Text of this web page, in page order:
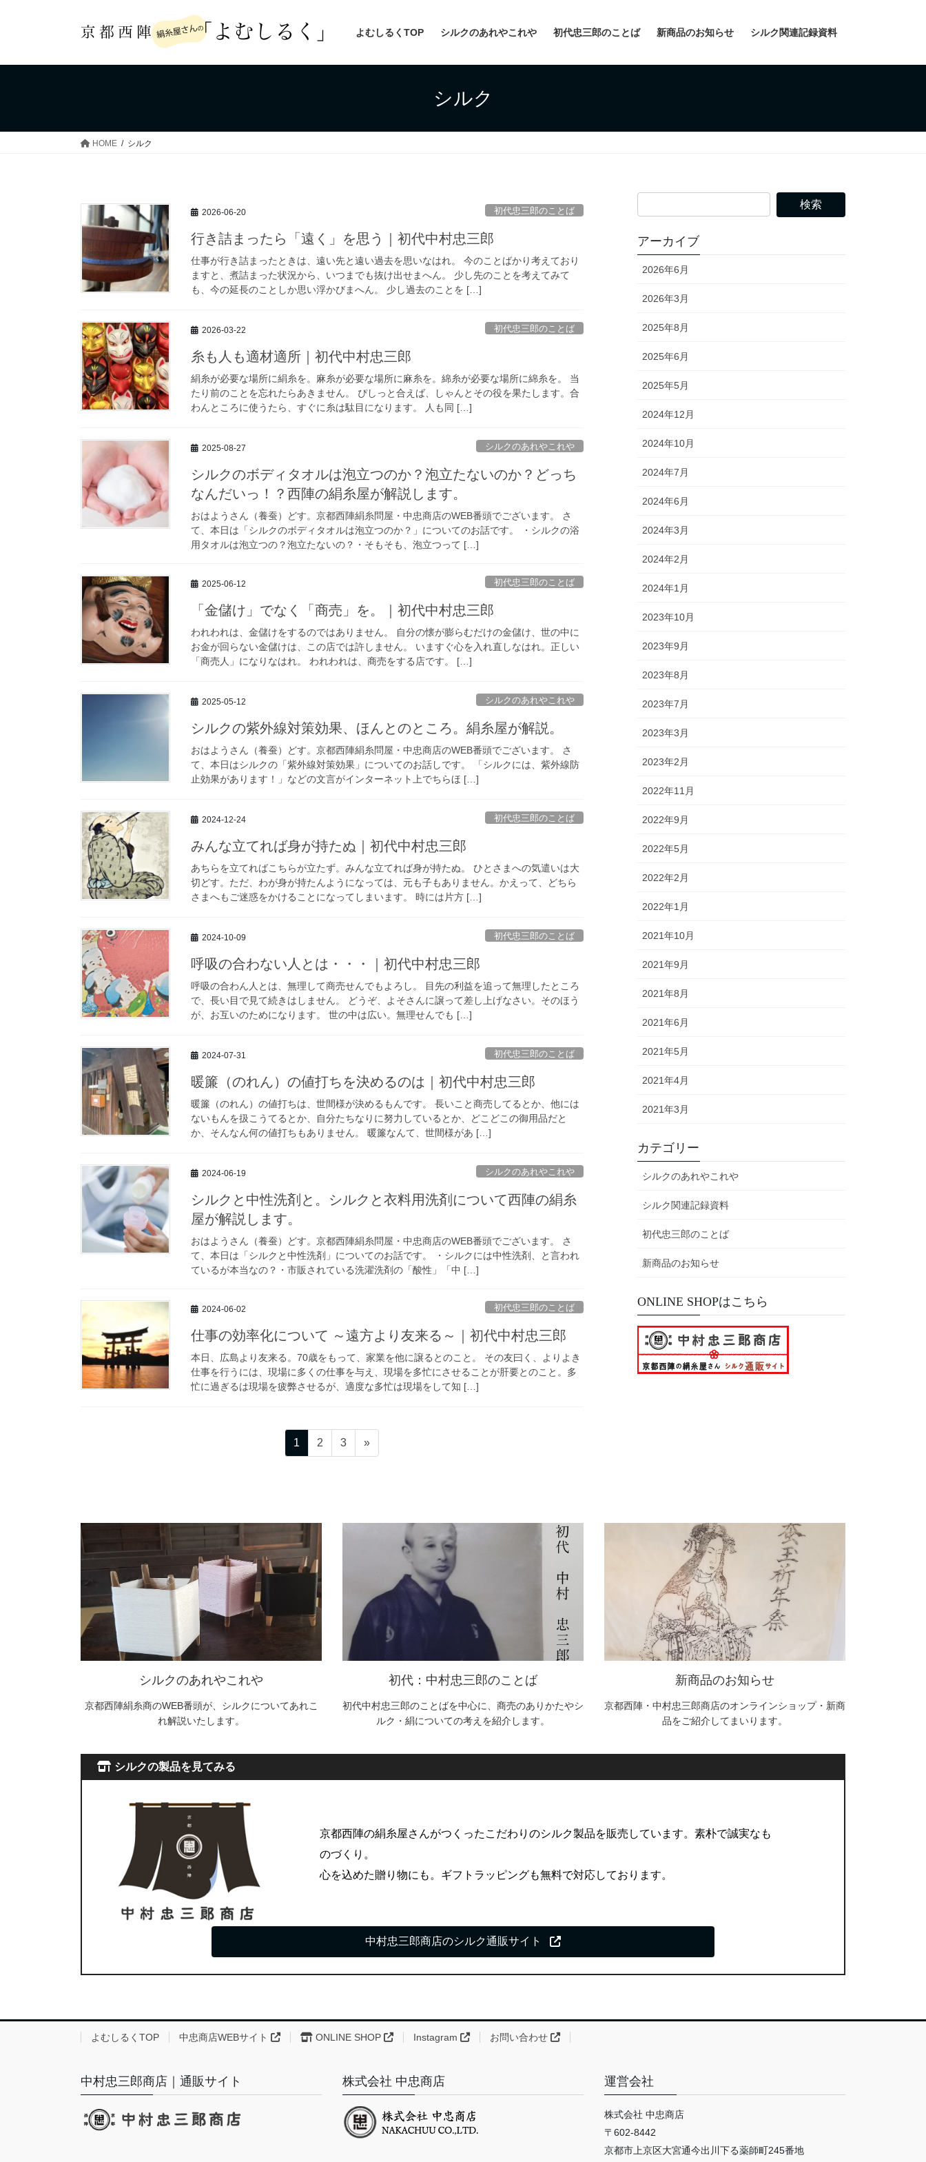
よむしるくTOP シルクのあれやこれや 初代忠三郎のことば 新商品のお知らせ シルク関連記録資料
シルク
HOME シルク
2026-06-20 初代忠三郎のことば
行き詰まったら「遠く」を思う｜初代中村忠三郎
仕事が行き詰まったときは、遠い先と遠い過去を思いなはれ。 今のことばかり考えており
ますと、煮詰まった状況から、いつまでも抜け出せまへん。 少し先のことを考えてみて
も、今の延長のことしか思い浮かびまへん。 少し過去のことを […]
2026-03-22 初代忠三郎のことば
糸も人も適材適所｜初代中村忠三郎
絹糸が必要な場所に絹糸を。麻糸が必要な場所に麻糸を。綿糸が必要な場所に綿糸を。 当
たり前のことを忘れたらあきません。 ぴしっと合えば、しゃんとその役を果たします。合
わんところに使うたら、すぐに糸は駄目になります。 人も同 […]
2025-08-27 シルクのあれやこれや
シルクのボディタオルは泡立つのか？泡立たないのか？どっち
なんだいっ！？西陣の絹糸屋が解説します。
おはようさん（養蚕）どす。京都西陣絹糸問屋・中忠商店のWEB番頭でございます。 さ
て、本日は「シルクのボディタオルは泡立つのか？」についてのお話です。 ・シルクの浴
用タオルは泡立つの？泡立たないの？・そもそも、泡立つって […]
2025-06-12 初代忠三郎のことば
「金儲け」でなく「商売」を。｜初代中村忠三郎
われわれは、金儲けをするのではありません。 自分の懐が膨らむだけの金儲け、世の中に
お金が回らない金儲けは、この店では許しません。 いますぐ心を入れ直しなはれ。正しい
「商売人」になりなはれ。 われわれは、商売をする店です。 […]
2025-05-12 シルクのあれやこれや
シルクの紫外線対策効果、ほんとのところ。絹糸屋が解説。
おはようさん（養蚕）どす。京都西陣絹糸問屋・中忠商店のWEB番頭でございます。 さ
て、本日はシルクの「紫外線対策効果」についてのお話しです。 「シルクには、紫外線防
止効果があります！」などの文言がインターネット上でちらほ […]
2024-12-24 初代忠三郎のことば
みんな立てれば身が持たぬ｜初代中村忠三郎
あちらを立てればこちらが立たず。みんな立てれば身が持たぬ。 ひとさまへの気遣いは大
切どす。ただ、わが身が持たんようになっては、元も子もありません。かえって、どちら
さまへもご迷惑をかけることになってしまいます。 時には片方 […]
2024-10-09 初代忠三郎のことば
呼吸の合わない人とは・・・｜初代中村忠三郎
呼吸の合わん人とは、無理して商売せんでもよろし。 目先の利益を追って無理したところ
で、長い目で見て続きはしません。 どうぞ、よそさんに譲って差し上げなさい。そのほう
が、お互いのためになります。 世の中は広い。無理せんでも […]
2024-07-31 初代忠三郎のことば
暖簾（のれん）の値打ちを決めるのは｜初代中村忠三郎
暖簾（のれん）の値打ちは、世間様が決めるもんです。 長いこと商売してるとか、他には
ないもんを扱こうてるとか、自分たちなりに努力しているとか、どこどこの御用品だと
か、そんなん何の値打ちもありません。 暖簾なんて、世間様があ […]
2024-06-19 シルクのあれやこれや
シルクと中性洗剤と。シルクと衣料用洗剤について西陣の絹糸
屋が解説します。
おはようさん（養蚕）どす。京都西陣絹糸問屋・中忠商店のWEB番頭でございます。 さ
て、本日は「シルクと中性洗剤」についてのお話です。 ・シルクには中性洗剤、と言われ
ているが本当なの？・市販されている洗濯洗剤の「酸性」「中 […]
2024-06-02 初代忠三郎のことば
仕事の効率化について ～遠方より友来る～｜初代中村忠三郎
本日、広島より友来る。70歳をもって、家業を他に譲るとのこと。 その友曰く、よりよき
仕事を行うには、現場に多くの仕事を与え、現場を多忙にさせることが肝要とのこと。多
忙に過ぎるは現場を疲弊させるが、適度な多忙は現場をして知 […]
ー
ジ
送
り
固
定
1
固
定
2
固
定
3 »
アーカイブ
2026年6月
2026年3月
2025年8月
2025年6月
2025年5月
2024年12月
2024年10月
2024年7月
2024年6月
2024年3月
2024年2月
2024年1月
2023年10月
2023年9月
2023年8月
2023年7月
2023年3月
2023年2月
2022年11月
2022年9月
2022年5月
2022年2月
2022年1月
2021年10月
2021年9月
2021年8月
2021年6月
2021年5月
2021年4月
2021年3月
カテゴリー
シルクのあれやこれや
シルク関連記録資料
初代忠三郎のことば
新商品のお知らせ
ONLINE SHOPはこちら
シルクのあれやこれや
京都西陣絹糸商のWEB番頭が、シルクについてあれこ
れ解説いたします。
初代：中村忠三郎のことば
初代中村忠三郎のことばを中心に、商売のありかたやシ
ルク・絹についての考えを紹介します。
新商品のお知らせ
京都西陣・中村忠三郎商店のオンラインショップ・新商
品をご紹介してまいります。
シルクの製品を見てみる
京都西陣の絹糸屋さんがつくったこだわりのシルク製品を販売しています。素朴で誠実なも
のづくり。
心を込めた贈り物にも。ギフトラッピングも無料で対応しております。
中村忠三郎商店のシルク通販サイト
よむしるくTOP 中忠商店WEBサイト ONLINE SHOP Instagram お問い合わせ
中村忠三郎商店｜通販サイト 株式会社 中忠商店 運営会社
株式会社 中忠商店
〒602-8442
京都市上京区大宮通今出川下る薬師町245番地